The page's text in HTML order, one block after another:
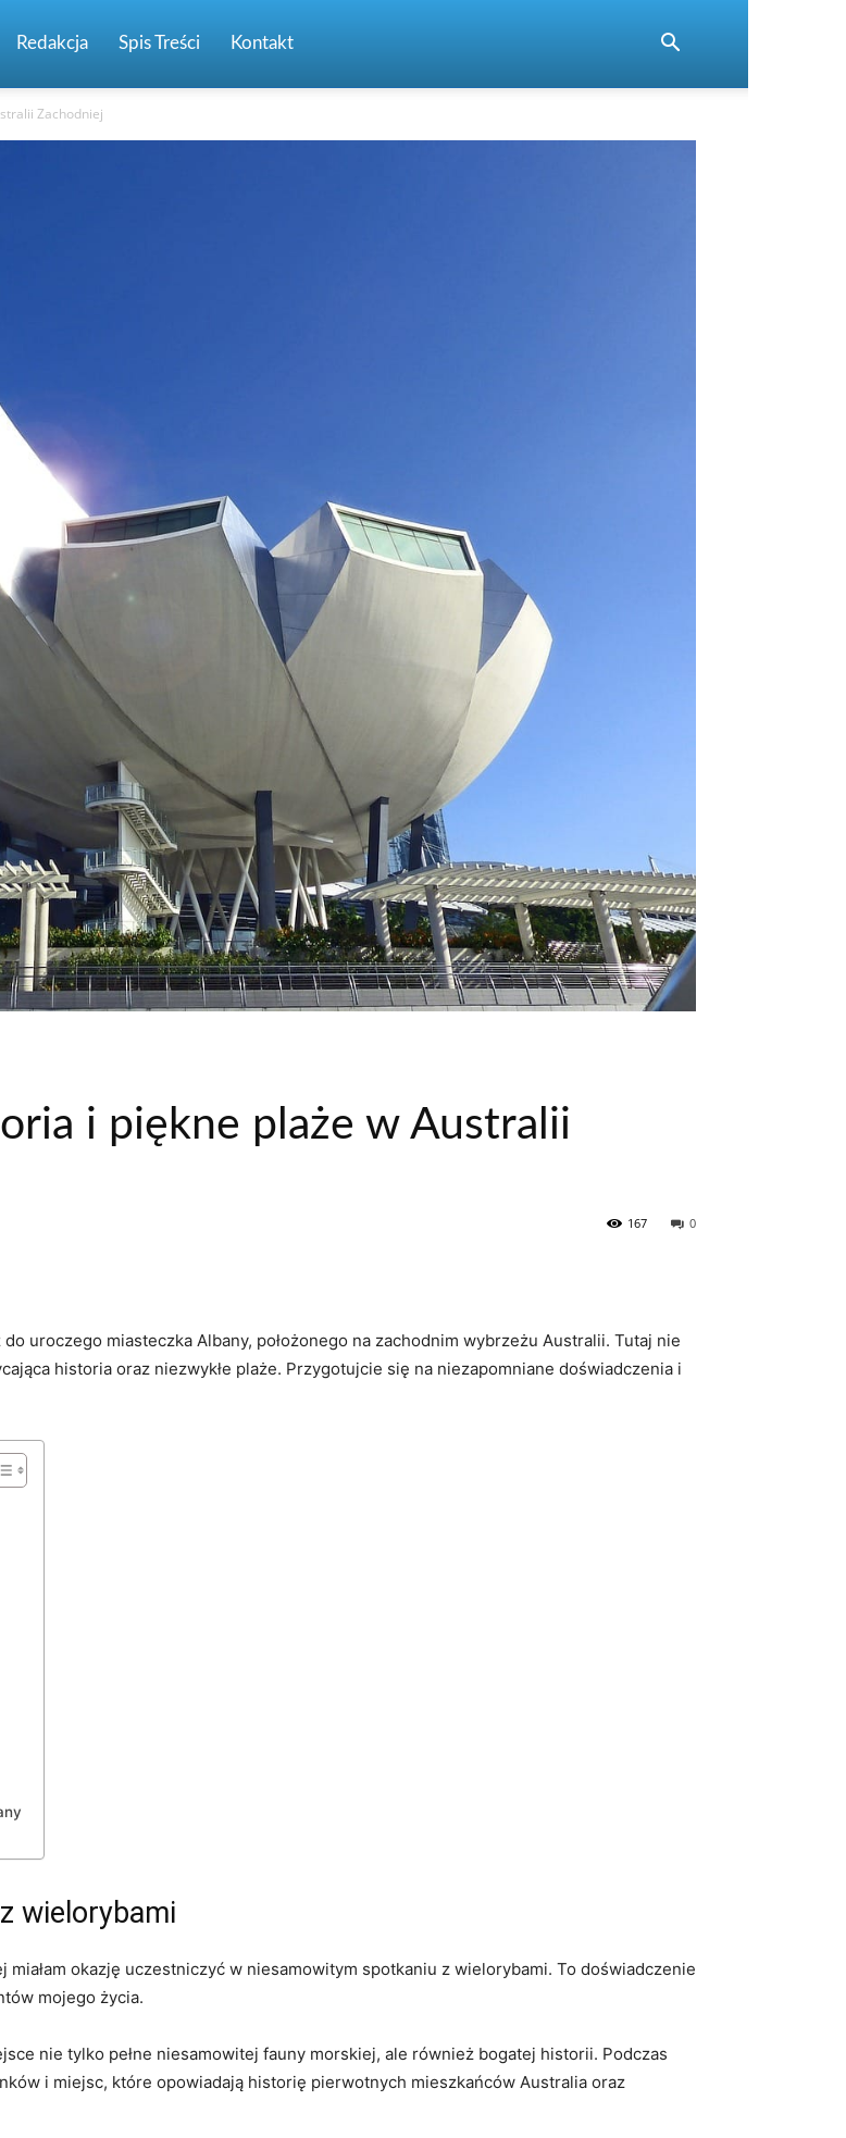
Redakcja Spis Treści Kontakt
Zachodniej
i piękne plaże w Australii
0
167
uroczego miasteczka Albany,​ położonego ​na zachodnim wybrzeżu Australii. Tutaj⁤ nie⁤
historia⁣ oraz niezwykłe plaże. Przygotujcie się na niezapomniane‍ doświadczenia i
wielorybami
⁤okazję uczestniczyć w niesamowitym spotkaniu ‌z wielorybami. To doświadczenie
mojego‍ życia.
nie tylko pełne niesamowitej fauny ​morskiej, ale również bogatej historii. ⁢Podczas
i miejsc, które opowiadają historię pierwotnych‌ mieszkańców Australia oraz